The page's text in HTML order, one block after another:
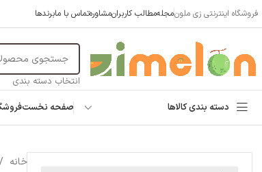
فروشگاه اینترنتی زی ملونمجلهمطالب کاربرانمشاورهتماس با مابرندها
انتخاب دسته بندی
دسته بندی کالاها صفحه نخست
خانه